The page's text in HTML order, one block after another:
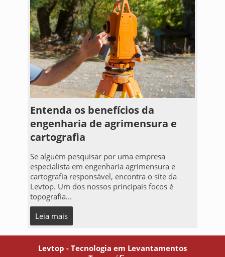
Entenda os benefícios da
engenharia de agrimensura e
cartografia
Se alguém pesquisar por uma empresa
especialista em engenharia agrimensura e
cartografia responsável, encontra o site da
Levtop. Um dos nossos principais focos é
topografia...
Leia mais
Levtop - Tecnologia em Levantamentos